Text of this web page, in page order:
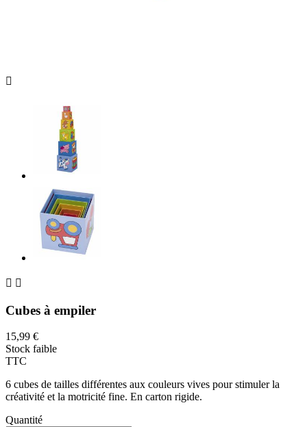

 
Cubes à empiler
15,99 €
Stock faible
TTC
6 cubes de tailles différentes aux couleurs vives pour stimuler la
créativité et la motricité fine. En carton rigide.
Quantité